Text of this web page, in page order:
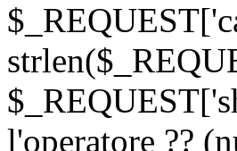
l'operatore ??